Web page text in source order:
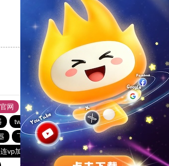
反对[0]
网 风驰加速器 旋风加速器
八戒看书
twitter加速器 旋风加速度器
outline
飞跃加速器 outline
快连加速器app
vp加速器 快连加速器app
快连加速器app